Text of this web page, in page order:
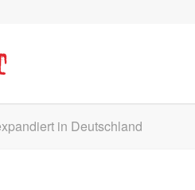
in Deutschland